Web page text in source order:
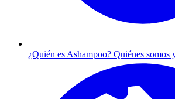
¿Quién es Ashampoo? Quiénes somos